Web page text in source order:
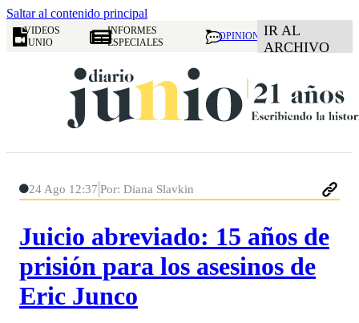
Saltar al contenido principal
VIDEOS
JUNIO
INFORMES
ESPECIALES
OPINION IR AL
ARCHIVO
24 Ago 12:37 Por: Diana Slavkin
Juicio abreviado: 15 años de
prisión para los asesinos de
Eric Junco